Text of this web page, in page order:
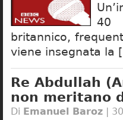
40
britannico,
viene insegnata la
Re Abdullah
non meritano
Di Emanuel Baroz |